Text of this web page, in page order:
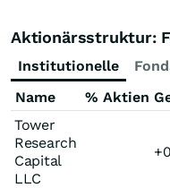
Aktionärsstruktur:
Institutionelle
Name
% Aktien
Tower
Research
Capital
LLC